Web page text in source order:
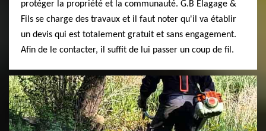
protéger la propriété et la communauté. G.B Elagage &
Fils se charge des travaux et il faut noter qu'il va établir
un devis qui est totalement gratuit et sans engagement.
Afin de le contacter, il suffit de lui passer un coup de fil.